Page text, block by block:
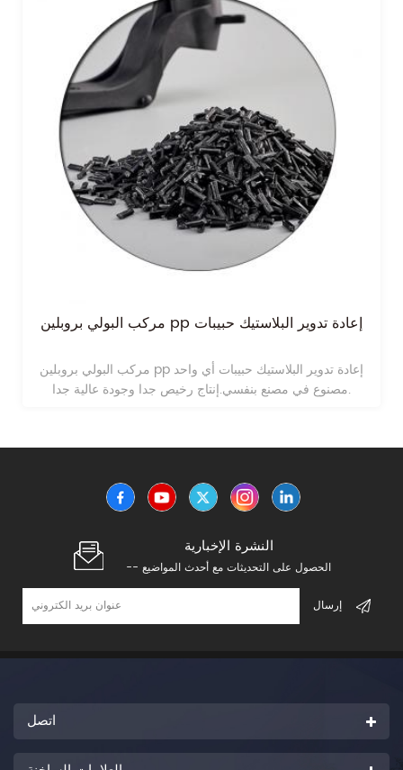
مركب البولي بروبلين pp إعادة تدوير البلاستيك حبيبات
مركب البولي بروبلين pp إعادة تدوير البلاستيك حبيبات أي واحد
مصنوع في مصنع بنفسي.إنتاج رخيص جدا وجودة عالية جدا.
النشرة الإخبارية
-- الحصول على التحديثات مع أحدث المواضيع
اتصل